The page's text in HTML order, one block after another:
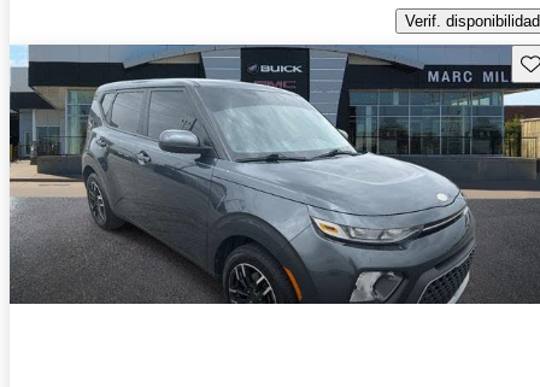
Verif. disponibilidad